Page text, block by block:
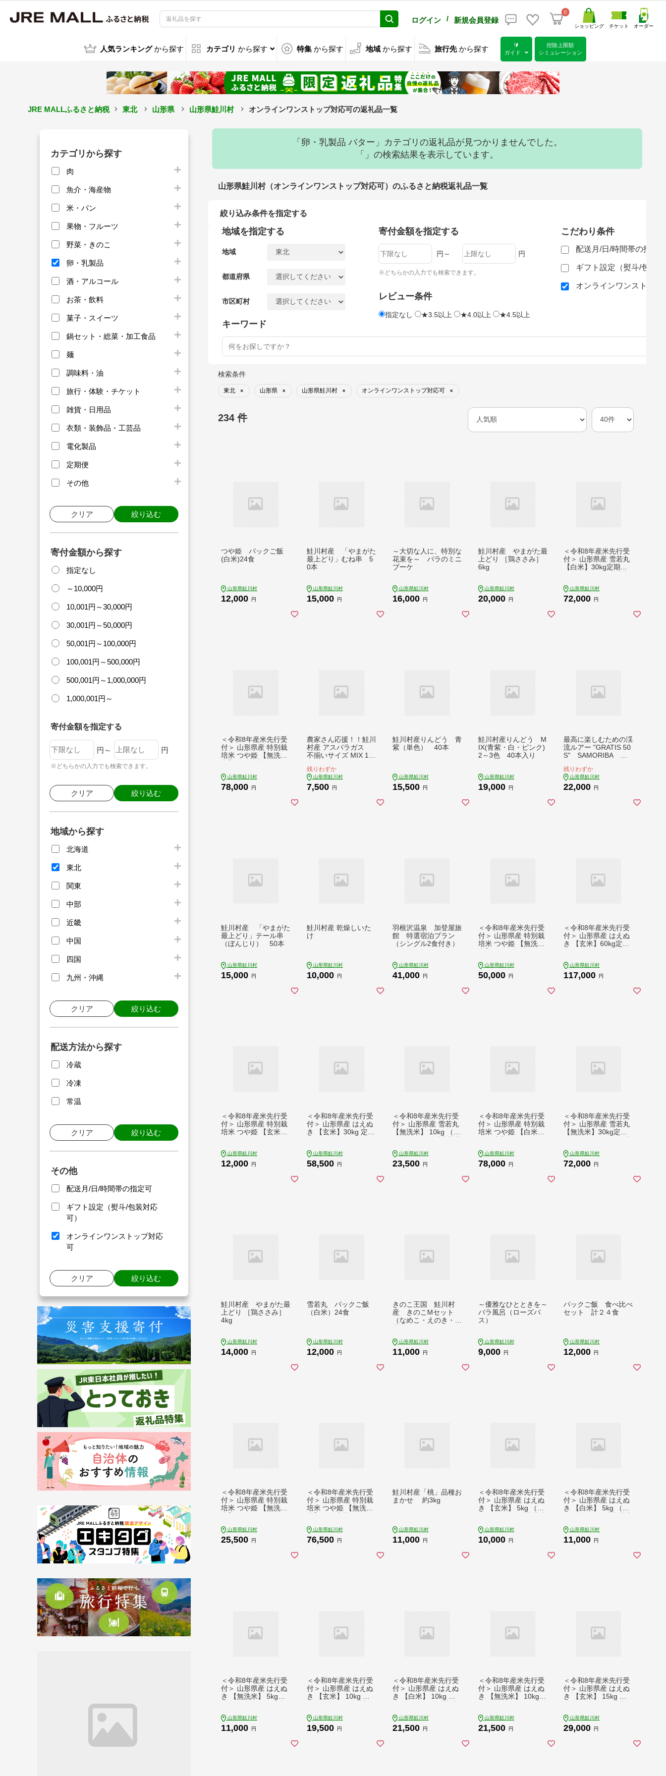
ログイン / 新規会員登録
0
ショッピング チケット オーダー
人気ランキング から探す カテゴリ から探す 特集 から探す 地域 から探す 旅行先 から探す
🔰
ガイド
控除上限額
シミュレーション
JRE MALLふるさと納税 東北 山形県 山形県鮭川村 オンラインワンストップ対応可の返礼品一覧
カテゴリから探す
肉
魚介・海産物
米・パン
果物・フルーツ
野菜・きのこ
卵・乳製品
酒・アルコール
お茶・飲料
菓子・スイーツ
鍋セット・総菜・加工食品
麺
調味料・油
旅行・体験・チケット
雑貨・日用品
衣類・装飾品・工芸品
電化製品
定期便
その他
クリア 絞り込む
寄付金額から探す
指定なし
～10,000円
10,001円～30,000円
30,001円～50,000円
50,001円～100,000円
100,001円～500,000円
500,001円～1,000,000円
1,000,001円～
寄付金額を指定する
円～ 円
※どちらかの入力でも検索できます。
クリア 絞り込む
地域から探す
北海道
東北
関東
中部
近畿
中国
四国
九州・沖縄
クリア 絞り込む
配送方法から探す
冷蔵
冷凍
常温
クリア 絞り込む
その他
配送月/日/時間帯の指定可
ギフト設定（熨斗/包装対応
可）
オンラインワンストップ対応
可
クリア 絞り込む
「卵・乳製品 バター」カテゴリの返礼品が見つかりませんでした。
「」の検索結果を表示しています。
山形県鮭川村（オンラインワンストップ対応可）のふるさと納税返礼品一覧
絞り込み条件を指定する
地域を指定する
地域
都道府県
市区町村
寄付金額を指定する
円～ 円
※どちらかの入力でも検索できます。
レビュー条件
指定なし ★3.5以上 ★4.0以上 ★4.5以上
こだわり条件
配送月/日/時間帯の指定
ギフト設定（熨斗/包装
オンラインワンストップ
キーワード
検索条件
東北 × 山形県 × 山形県鮭川村 × オンラインワンストップ対応可 ×
234 件
つや姫 パックご飯
(白米)24食
山形県鮭川村
12,000 円
鮭川村産 「やまがた
最上どり」むね串 5
0本
山形県鮭川村
15,000 円
～大切な人に、特別な
花束を～ バラのミニ
ブーケ
山形県鮭川村
16,000 円
鮭川村産 やまがた最
上どり ［鶏ささみ］
6kg
山形県鮭川村
20,000 円
＜令和8年産米先行受
付＞ 山形県産 雪若丸
【白米】30kg定期便
山形県鮭川村
72,000 円
＜令和8年産米先行受
付＞ 山形県産 特別栽
培米 つや姫 【無洗
できます！
山形県鮭川村
78,000 円
農家さん応援！！鮭川
村産 アスパラガス
不揃いサイズ MIX 1.5
残りわずか
山形県鮭川村
7,500 円
鮭川村産りんどう 青
紫（単色） 40本
山形県鮭川村
15,500 円
鮭川村産りんどう M
IX(青紫・白・ピンク)
2～3色 40本入り
山形県鮭川村
19,000 円
最高に楽しむための渓
流ルアー "GRATIS 50
S" SAMORIBA Ｅ
残りわずか
山形県鮭川村
22,000 円
鮭川村産 「やまがた
最上どり」テール串
（ぼんじり） 50本
山形県鮭川村
15,000 円
鮭川村産 乾燥しいた
け
山形県鮭川村
10,000 円
羽根沢温泉 加登屋旅
館 特選宿泊プラン
（シングル2食付き）
山形県鮭川村
41,000 円
＜令和8年産米先行受
付＞ 山形県産 特別栽
培米 つや姫 【無洗
きます！
山形県鮭川村
50,000 円
＜令和8年産米先行受
付＞ 山形県産 はえぬ
き 【玄米】60kg定期
山形県鮭川村
117,000 円
＜令和8年産米先行受
付＞ 山形県産 特別栽
培米 つや姫 【玄米】
山形県鮭川村
12,000 円
＜令和8年産米先行受
付＞ 山形県産 はえぬ
き 【玄米】30kg 定期
山形県鮭川村
58,500 円
＜令和8年産米先行受
付＞ 山形県産 雪若丸
【無洗米】 10kg （5k
山形県鮭川村
23,500 円
＜令和8年産米先行受
付＞ 山形県産 特別栽
培米 つや姫 【白米】
す！
山形県鮭川村
78,000 円
＜令和8年産米先行受
付＞ 山形県産 雪若丸
【無洗米】30kg定期
山形県鮭川村
72,000 円
鮭川村産 やまがた最
上どり ［鶏ささみ］
4kg
山形県鮭川村
14,000 円
雪若丸 パックご飯
（白米）24食
山形県鮭川村
12,000 円
きのこ王国 鮭川村
産 きのこMセット
（なめこ・えのき・椎
山形県鮭川村
11,000 円
～優雅なひとときを～
バラ風呂（ローズバ
ス）
山形県鮭川村
9,000 円
パックご飯 食べ比べ
セット 計２４食
山形県鮭川村
12,000 円
＜令和8年産米先行受
付＞ 山形県産 特別栽
培米 つや姫 【無洗
きます！
山形県鮭川村
25,500 円
＜令和8年産米先行受
付＞ 山形県産 特別栽
培米 つや姫 【無洗
定できます！
山形県鮭川村
76,500 円
鮭川村産「桃」品種お
まかせ 約3kg
山形県鮭川村
11,000 円
＜令和8年産米先行受
付＞ 山形県産 はえぬ
き 【玄米】 5kg （5k
山形県鮭川村
10,000 円
＜令和8年産米先行受
付＞ 山形県産 はえぬ
き 【白米】 5kg （5k
山形県鮭川村
11,000 円
＜令和8年産米先行受
付＞ 山形県産 はえぬ
き 【無洗米】 5kg
山形県鮭川村
11,000 円
＜令和8年産米先行受
付＞ 山形県産 はえぬ
き 【玄米】 10kg （1
山形県鮭川村
19,500 円
＜令和8年産米先行受
付＞ 山形県産 はえぬ
き 【白米】 10kg （5
山形県鮭川村
21,500 円
＜令和8年産米先行受
付＞ 山形県産 はえぬ
き 【無洗米】 10kg
山形県鮭川村
21,500 円
＜令和8年産米先行受
付＞ 山形県産 はえぬ
き 【玄米】 15kg （1
山形県鮭川村
29,000 円